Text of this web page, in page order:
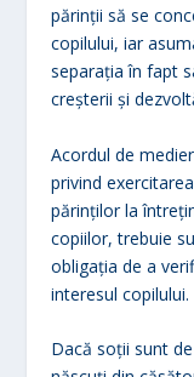
părinţii să se
copilului, iar
separaţia în fapt
creşterii şi
Acordul de
privind
părinţilor la
copiilor, trebuie
obligaţia de a
interesul copilului.
Dacă soţii sunt